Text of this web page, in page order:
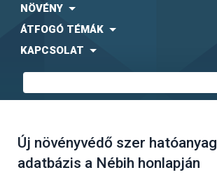
NÖVÉNY
ÁTFOGÓ TÉMÁK
KAPCSOLAT
Új növényvédő szer hatóanyag
adatbázis a Nébih honlapján